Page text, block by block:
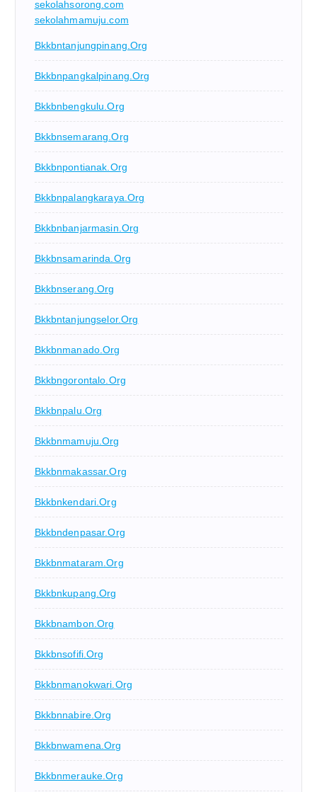
sekolahsorong.com
sekolahmamuju.com
Bkkbntanjungpinang.org
Bkkbnpangkalpinang.org
Bkkbnbengkulu.org
Bkkbnsemarang.org
Bkkbnpontianak.org
Bkkbnpalangkaraya.org
Bkkbnbanjarmasin.org
Bkkbnsamarinda.org
Bkkbnserang.org
Bkkbntanjungselor.org
Bkkbnmanado.org
Bkkbngorontalo.org
Bkkbnpalu.org
Bkkbnmamuju.org
Bkkbnmakassar.org
Bkkbnkendari.org
Bkkbndenpasar.org
Bkkbnmataram.org
Bkkbnkupang.org
Bkkbnambon.org
Bkkbnsofifi.org
Bkkbnmanokwari.org
Bkkbnnabire.org
Bkkbnwamena.org
Bkkbnmerauke.org